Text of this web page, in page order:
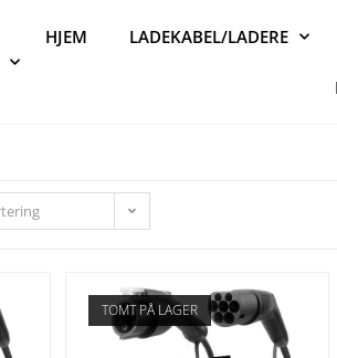
HJEM LADEKABEL/LADERE
TOMT PÅ LAGER